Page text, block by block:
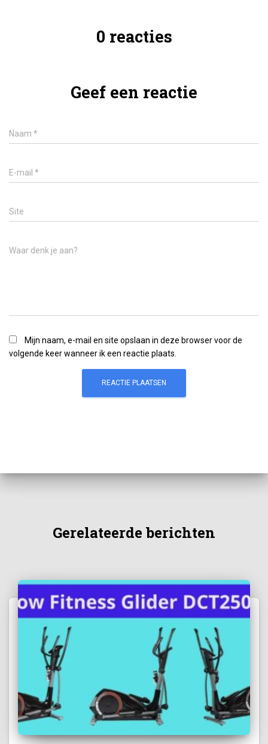
0 reacties
Geef een reactie
Naam *
E-mail *
Site
Waar denk je aan?
Mijn naam, e-mail en site opslaan in deze browser voor de
volgende keer wanneer ik een reactie plaats.
Gerelateerde berichten